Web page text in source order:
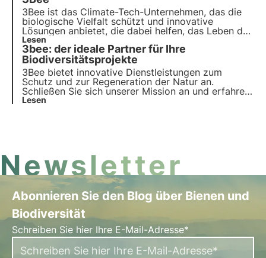
zu schaffen.
3Bee ist das Climate-Tech-Unternehmen, das die
biologische Vielfalt schützt und innovative
Lösungen anbietet, die dabei helfen, das Leben der
Bestäuber, der Hüter der Gesundheit unserer
Ökosysteme, zu erhalten. Erfahren Sie, wie 3Bee an
der Regeneration der Biodiversität arbeitet.
Lesen
3bee: der ideale Partner für Ihre
Biodiversitätsprojekte
3Bee bietet innovative Dienstleistungen zum
Schutz und zur Regeneration der Natur an.
Schließen Sie sich unserer Mission an und erfahren
Sie, wie Technologie und Nachhaltigkeit
Lesen
Newsletter
Abonnieren Sie den Blog über Bienen und
Biodiversität
Schreiben Sie hier Ihre E-Mail-Adresse*